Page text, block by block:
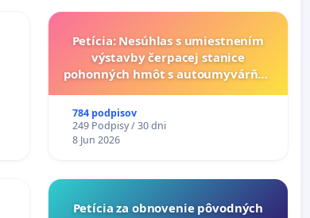
Petícia: Nesúhlas s umiestnením
výstavby čerpacej stanice
pohonných hmôt s autoumyvárňou
Grob - Čierna Voda
784 podpisov
249 Podpisy / 30 dni
8 Jun 2026
​Petícia za obnovenie pôvodných